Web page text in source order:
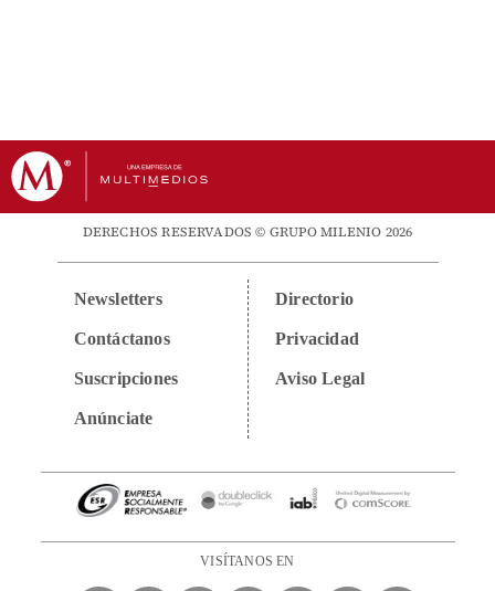
DERECHOS RESERVADOS © GRUPO MILENIO 2026
Newsletters
Contáctanos
Suscripciones
Anúnciate
Directorio
Privacidad
Aviso Legal
VISÍTANOS EN